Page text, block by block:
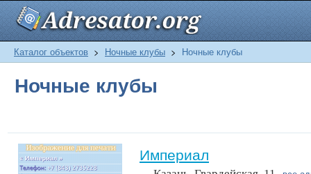
Каталог объектов > Ночные клубы > Ночные клубы
Ночные клубы
Империал